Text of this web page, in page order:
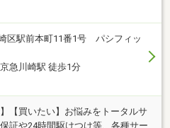
区駅前本町11番1号 パシフィッ
急川崎駅 徒歩1分
【買いたい】お悩みをトータルサ
証や24時間駆けつけ等、各種サー